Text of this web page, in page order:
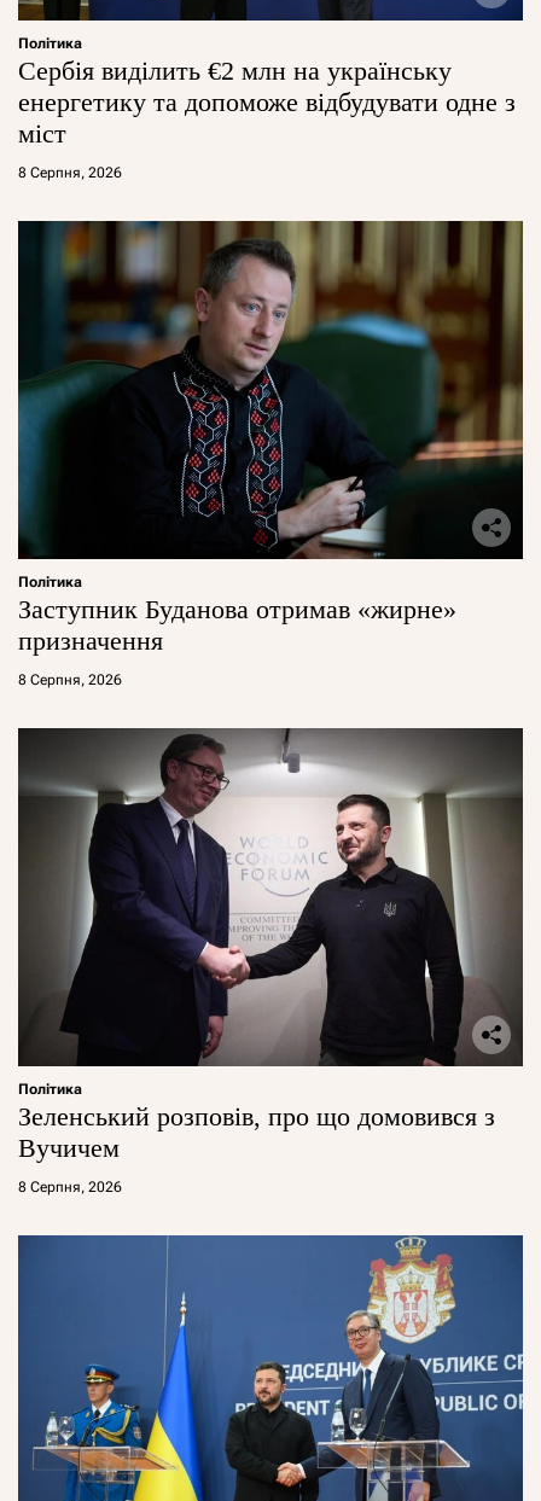
Політика
Сербія виділить €2 млн на українську
енергетику та допоможе відбудувати одне з
міст
8 Серпня, 2026
Політика
Заступник Буданова отримав «жирне»
призначення
8 Серпня, 2026
Політика
Зеленський розповів, про що домовився з
Вучичем
8 Серпня, 2026